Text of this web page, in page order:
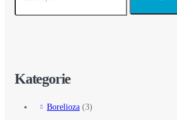
Kategorie
Borelioza (3)